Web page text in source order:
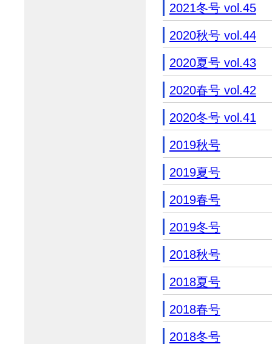
2021冬号 vol.45
2020秋号 vol.44
2020夏号 vol.43
2020春号 vol.42
2020冬号 vol.41
2019秋号
2019夏号
2019春号
2019冬号
2018秋号
2018夏号
2018春号
2018冬号